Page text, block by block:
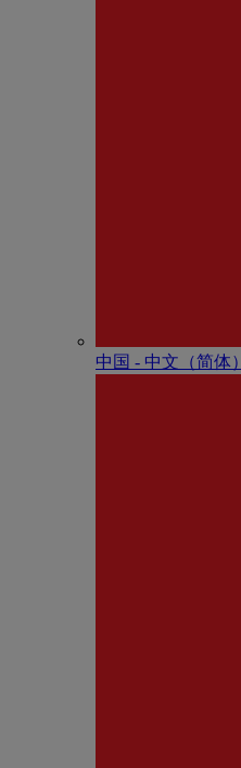
中国 - 中⽂（简体）